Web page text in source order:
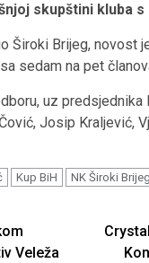
skupštini kluba s
Široki Brijeg, novost
sedam na pet
uz
Josip Kraljević,
Kup BiH NK Široki Brijeg
Veleža